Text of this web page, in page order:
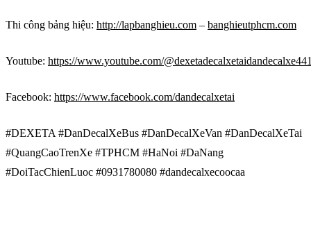
Thi công bảng hiệu: http://lapbanghieu.com – banghieutphcm.com
Youtube: https://www.youtube.com/
Facebook: https://www.facebook.com/dandecalxetai
#DEXETA #DanDecalXeBus #DanDecalXeVan #DanDecalXeTai
#QuangCaoTrenXe #TPHCM #HaNoi #DaNang
#DoiTacChienLuoc #0931780080 #dandecalxecoocaa